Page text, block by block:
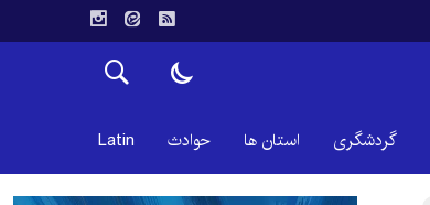
گردشگری استان ها حوادث Latin